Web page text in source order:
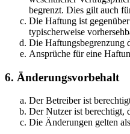
begrenzt. Dies gilt auch
Die Haftung ist
typischerweise
Die Haftungsbegrenzung
Ansprüche für eine
6. Änderungsvorbehalt
Der Betreiber ist
Der Nutzer ist berechtigt,
Die Änderungen gelten